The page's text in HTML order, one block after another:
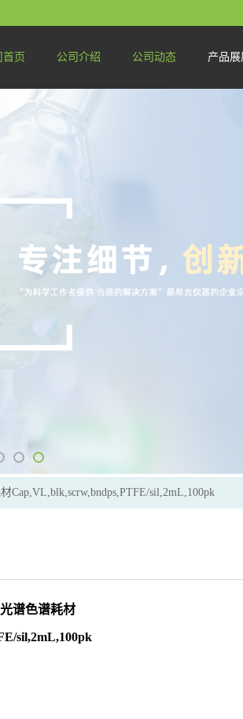
首页 公司介绍 公司动态 产品展
Cap,VL,blk,scrw,bndps,PTFE/sil,2mL,100pk
谱色谱耗材
sil,2mL,100pk